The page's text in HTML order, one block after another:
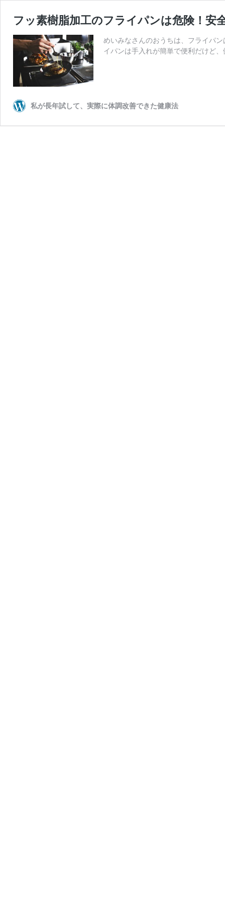
フッ素樹脂加工のフライパンは危険！安
めいみなさんのおうちは、フライパ
イパンは手入れが簡単で便利だけど
私が長年試して、実際に体調改善できた健康法